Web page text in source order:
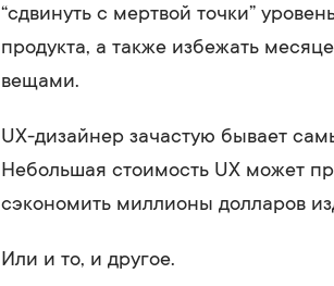
“сдвинуть с мертвой точки”
продукта, а также избежать
вещами.
UX-дизайнер зачастую бывает
Небольшая стоимость UX может
сэкономить миллионы долларов
Или и то, и другое.